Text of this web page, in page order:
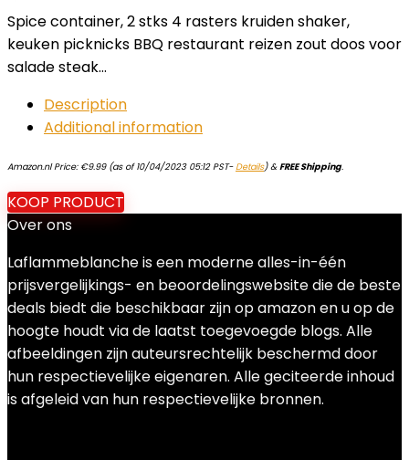
Spice container, 2 stks 4 rasters kruiden shaker,
keuken picknicks BBQ restaurant reizen zout doos voor
salade steak…
Description
Additional information
Amazon.nl Price: €9.99(as of 10/04/2023 05:12 PST-Details)&FREE Shipping.
KOOP PRODUCT
Over ons
Laflammeblanche is een moderne alles-in-één
prijsvergelijkings- en beoordelingswebsite die de beste
deals biedt die beschikbaar zijn op amazon en u op de
hoogte houdt via de laatst toegevoegde blogs. Alle
afbeeldingen zijn auteursrechtelijk beschermd door
hun respectievelijke eigenaren. Alle geciteerde inhoud
is afgeleid van hun respectievelijke bronnen.